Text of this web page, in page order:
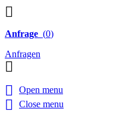

Anfrage (0)
Anfragen


Open menu
 Close menu